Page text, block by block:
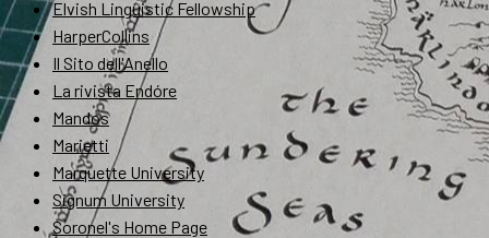
Elvish Linguistic Fellowship
HarperCollins
Il Sito dell'Anello
La rivista Endóre
Mandos
Marietti
Marquette University
Signum University
Soronel's Home Page